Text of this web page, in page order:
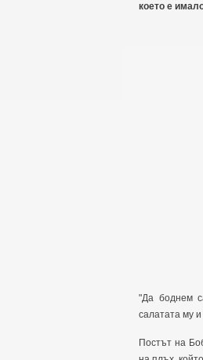
което е
"Да боднем
салатата му
Постът на